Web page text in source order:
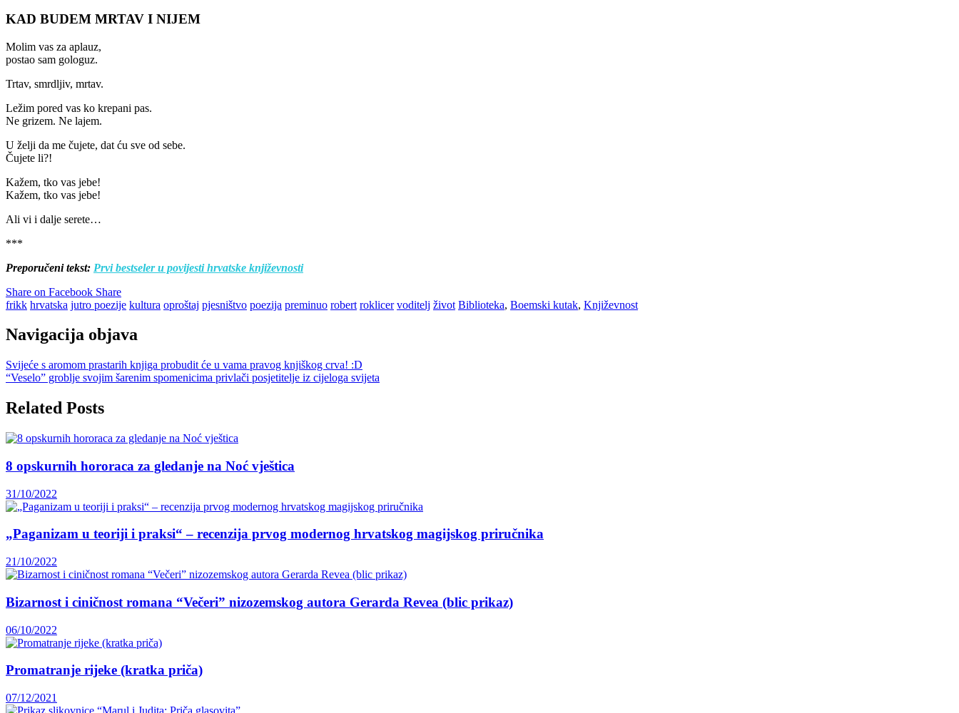
KAD BUDEM MRTAV I NIJEM
Molim vas za aplauz,
postao sam gologuz.
Trtav, smrdljiv, mrtav.
Ležim pored vas ko krepani pas.
Ne grizem. Ne lajem.
U želji da me čujete, dat ću sve od sebe.
Čujete li?!
Kažem, tko vas jebe!
Kažem, tko vas jebe!
Ali vi i dalje serete…
***
Preporučeni tekst: Prvi bestseler u povijesti hrvatske književnosti
Share on Facebook Share
frikk hrvatska jutro poezije kultura oproštaj pjesništvo poezija preminuo robert roklicer voditelj život Biblioteka, Boemski kutak, Književnost
Navigacija objava
Svijeće s aromom prastarih knjiga probudit će u vama pravog knjiškog crva! :D
“Veselo” groblje svojim šarenim spomenicima privlači posjetitelje iz cijeloga svijeta
Related Posts
8 opskurnih hororaca za gledanje na Noć vještica
31/10/2022
„Paganizam u teoriji i praksi“ – recenzija prvog modernog hrvatskog magijskog priručnika
21/10/2022
Bizarnost i ciničnost romana “Večeri” nizozemskog autora Gerarda Revea (blic prikaz)
06/10/2022
Promatranje rijeke (kratka priča)
07/12/2021